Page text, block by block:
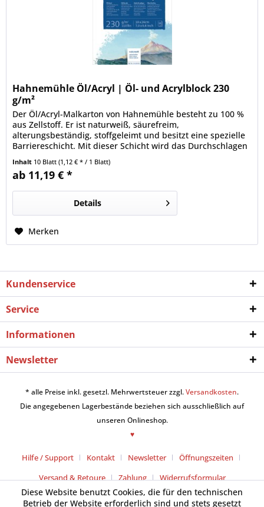
Hahnemühle Öl/Acryl | Öl- und Acrylblock 230
g/m²
Der Öl/Acryl-Malkarton von Hahnemühle besteht zu 100 %
aus Zellstoff. Er ist naturweiß, säurefreim,
alterungsbeständig, stoffgeleimt und besitzt eine spezielle
Barriereschicht. Mit dieser Schicht wird das Durchschlagen
Inhalt 10 Blatt(1,12 € * / 1 Blatt)
ab 11,19 € *
Details
Merken
Kundenservice
Service
Informationen
Newsletter
* alle Preise inkl. gesetzl. Mehrwertsteuer zzgl.Versandkosten.
Die angegebenen Lagerbestände beziehen sich ausschließlich auf
unseren Onlineshop.
♥
Hilfe / Support Kontakt Newsletter
Öffnungszeiten
Versand & Retoure
Zahlung Widerrufsformular
Diese Website benutzt Cookies, die für den technischen
Betrieb der Website erforderlich sind und stets gesetzt